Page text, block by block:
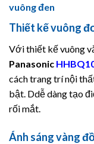
vuông đen
Thiết kế vuông
Với thiết kế vuông
Panasonic
cách trang trí nội
bật. Ddễ dàng tạo
rối mắt.
Ánh sáng vàng